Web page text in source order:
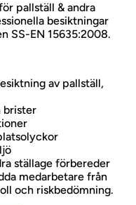
pallställ & andra
besiktningar
SS-EN 15635:2008.
av pallställ,
brister
ställage förbereder
medarbetare från
och riskbedömning.